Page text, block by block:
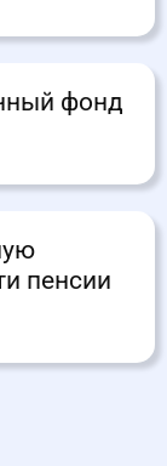
фонд
пенсии